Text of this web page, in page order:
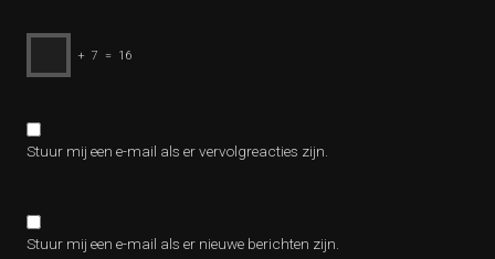
+ 7 = 16
Stuur mij een e-mail als er vervolgreacties zijn.
Stuur mij een e-mail als er nieuwe berichten zijn.